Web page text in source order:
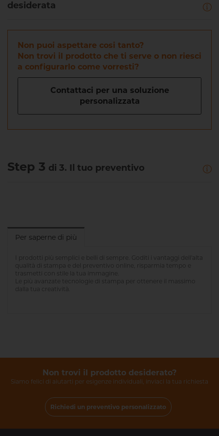
desiderata
Non puoi aspettare cosi tanto?
Non trovi il prodotto che ti serve o non riesci
a configurarlo come vorresti?
Contattaci per una soluzione
personalizzata
Step 3 di 3. Il tuo preventivo
Per saperne di più
I prodotti più semplici e belli di sempre. Goditi i vantaggi dell'alta
qualità di stampa e del preventivo online, risparmia tempo e
trasmetti con stile la tua immagine.
Le più avanzate tecnologie di stampa per ottenere il massimo
dalla tua creatività.
Non trovi il prodotto desiderato?
Siamo felici di aiutarti per esigenze individuali, inviaci la tua richiesta
Richiedi un preventivo personalizzato